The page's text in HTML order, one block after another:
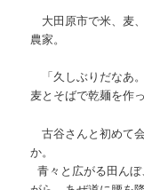
大田原市で米、麦
農家。
「久しぶりだなあ
麦とそばで乾麺を作
古谷さんと初めて
か。
青々と広がる田ん